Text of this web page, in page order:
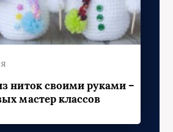
ниток своими руками –
мастер классов